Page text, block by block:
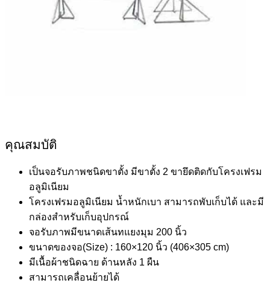
คุณสมบัติ
เป็นจอรับภาพชนิดขาตั้ง มีขาตั้ง 2 ขายึดติดกับโครงเฟรม
อลูมิเนียม
โครงเฟรมอลูมิเนียม น้ำหนักเบา สามารถพับเก็บได้ และมี
กล่องสำหรับเก็บอุปกรณ์
จอรับภาพมีขนาดเส้นทแยงมุม 200 นิ้ว
ขนาดของจอ(Size) : 160×120 นิ้ว (406×305 cm)
มีเนื้อผ้าชนิดฉาย ด้านหลัง 1 ผืน
สามารถเคลื่อนย้ายได้